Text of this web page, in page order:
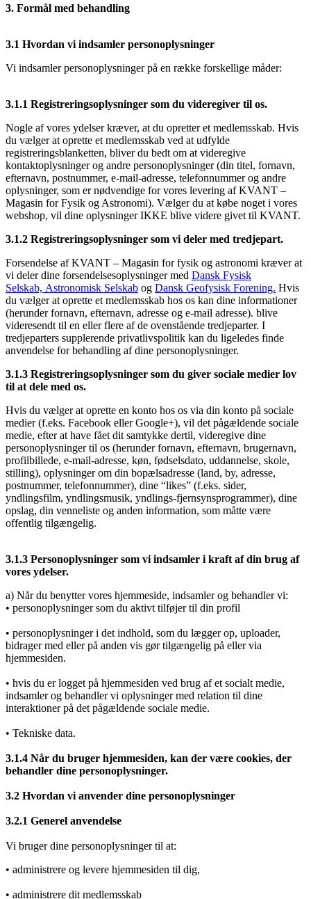
3. Formål med behandling
3.1 Hvordan vi indsamler personoplysninger
Vi indsamler personoplysninger på en række forskellige måder:
3.1.1 Registreringsoplysninger som du videregiver til os.
Nogle af vores ydelser kræver, at du opretter et medlemsskab. Hvis
du vælger at oprette et medlemsskab ved at udfylde
registreringsblanketten, bliver du bedt om at videregive
kontaktoplysninger og andre personoplysninger (din titel, fornavn,
efternavn, postnummer, e-mail-adresse, telefonnummer og andre
oplysninger, som er nødvendige for vores levering af KVANT –
Magasin for Fysik og Astronomi). Vælger du at købe noget i vores
webshop, vil dine oplysninger IKKE blive videre givet til KVANT.
3.1.2 Registreringsoplysninger som vi deler med tredjepart.
Forsendelse af KVANT – Magasin for fysik og astronomi kræver at
vi deler dine forsendelsesoplysninger med Dansk Fysisk
Selskab, Astronomisk Selskab og Dansk Geofysisk Forening. Hvis
du vælger at oprette et medlemsskab hos os kan dine informationer
(herunder fornavn, efternavn, adresse og e-mail adresse). blive
videresendt til en eller flere af de ovenstående tredjeparter. I
tredjeparters supplerende privatlivspolitik kan du ligeledes finde
anvendelse for behandling af dine personoplysninger.
3.1.3 Registreringsoplysninger som du giver sociale medier lov
til at dele med os.
Hvis du vælger at oprette en konto hos os via din konto på sociale
medier (f.eks. Facebook eller Google+), vil det pågældende sociale
medie, efter at have fået dit samtykke dertil, videregive dine
personoplysninger til os (herunder fornavn, efternavn, brugernavn,
profilbillede, e-mail-adresse, køn, fødselsdato, uddannelse, skole,
stilling), oplysninger om din bopælsadresse (land, by, adresse,
postnummer, telefonnummer), dine “likes” (f.eks. sider,
yndlingsfilm, yndlingsmusik, yndlings-fjernsynsprogrammer), dine
opslag, din venneliste og anden information, som måtte være
offentlig tilgængelig.
3.1.3 Personoplysninger som vi indsamler i kraft af din brug af
vores ydelser.
a) Når du benytter vores hjemmeside, indsamler og behandler vi:
• personoplysninger som du aktivt tilføjer til din profil
• personoplysninger i det indhold, som du lægger op, uploader,
bidrager med eller på anden vis gør tilgængelig på eller via
hjemmesiden.
• hvis du er logget på hjemmesiden ved brug af et socialt medie,
indsamler og behandler vi oplysninger med relation til dine
interaktioner på det pågældende sociale medie.
• Tekniske data.
3.1.4 Når du bruger hjemmesiden, kan der være cookies, der
behandler dine personoplysninger.
3.2 Hvordan vi anvender dine personoplysninger
3.2.1 Generel anvendelse
Vi bruger dine personoplysninger til at:
• administrere og levere hjemmesiden til dig,
• administrere dit medlemsskab